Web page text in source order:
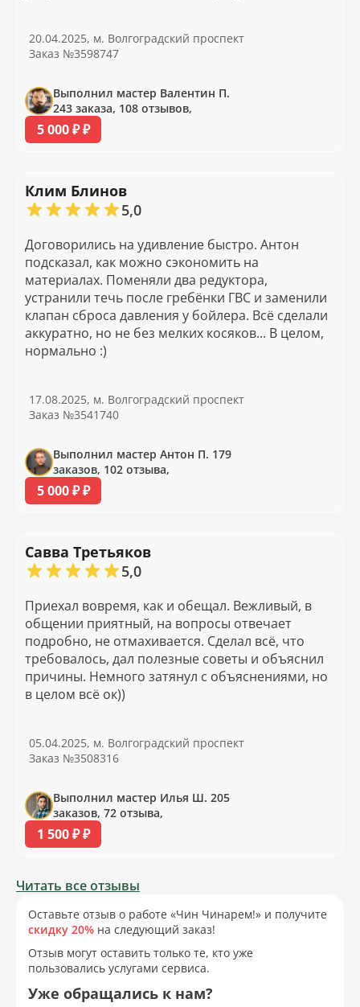
20.04.2025, м. Волгоградский проспект
Заказ №3598747
Выполнил мастер Валентин П.
243 заказа, 108 отзывов,
5 000 ₽ ₽
Клим Блинов
5,0
Договорились на удивление быстро. Антон
подсказал, как можно сэкономить на
материалах. Поменяли два редуктора,
устранили течь после гребёнки ГВС и заменили
клапан сброса давления у бойлера. Всё сделали
аккуратно, но не без мелких косяков... В целом,
нормально :)
17.08.2025, м. Волгоградский проспект
Заказ №3541740
Выполнил мастер Антон П. 179
заказов, 102 отзыва,
5 000 ₽ ₽
Савва Третьяков
5,0
Приехал вовремя, как и обещал. Вежливый, в
общении приятный, на вопросы отвечает
подробно, не отмахивается. Сделал всё, что
требовалось, дал полезные советы и объяснил
причины. Немного затянул с объяснениями, но
в целом всё ок))
05.04.2025, м. Волгоградский проспект
Заказ №3508316
Выполнил мастер Илья Ш. 205
заказов, 72 отзыва,
1 500 ₽ ₽
Читать все отзывы
Оставьте отзыв о работе «Чин Чинарем!» и получите
скидку 20% на следующий заказ!
Отзыв могут оставить только те, кто уже
пользовались услугами сервиса.
Уже обращались к нам?